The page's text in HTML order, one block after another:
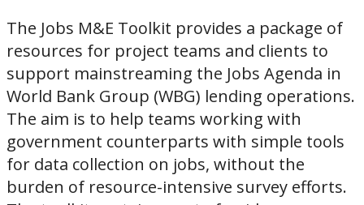
The Jobs M&E Toolkit provides a package of
resources for project teams and clients to
support mainstreaming the Jobs Agenda in
World Bank Group (WBG) lending operations.
The aim is to help teams working with
government counterparts with simple tools
for data collection on jobs, without the
burden of resource-intensive survey efforts.